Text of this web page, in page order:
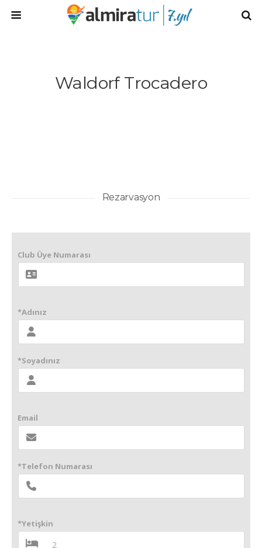
Waldorf Trocadero
Rezarvasyon
Club Üye Numarası
*Adınız
*Soyadınız
Email
*Telefon Numarası
*Yetişkin